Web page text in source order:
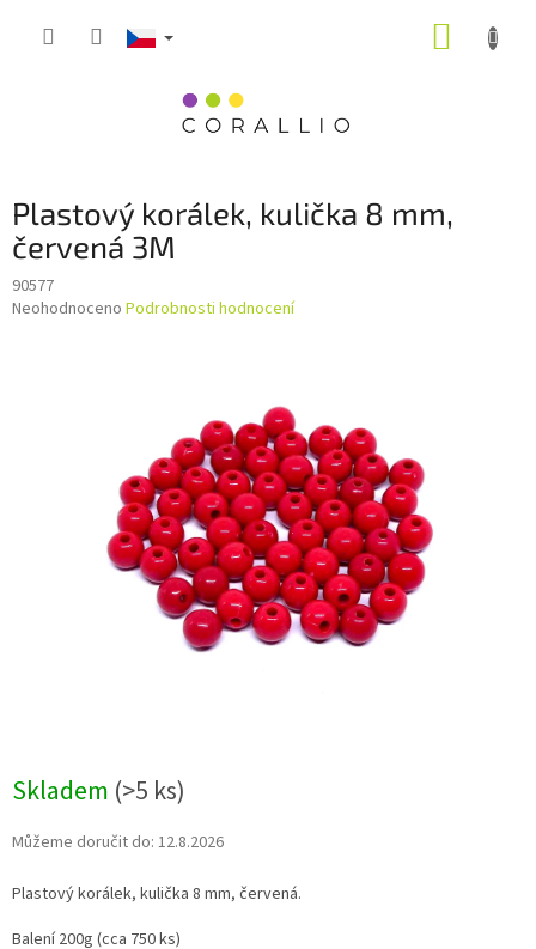
Plastový korálek, kulička 8 mm,
červená 3M
90577
Průměrné
Neohodnoceno Podrobnosti hodnocení
Skladem (>5 ks)
Můžeme doručit do: 12.8.2026
Plastový korálek, kulička 8 mm, červená.
Balení 200g (cca 750 ks)